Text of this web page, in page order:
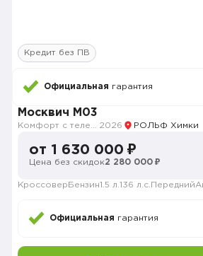
Кредит без ПВ
Официальная гарантия
Москвич M03
2026 РОЛЬФ Химки
от 1 630 000 ₽
Цена без скидок2 280 000 ₽
Кроссовер Бензин1.5 л. 136 л.с. Передний
Официальная гарантия